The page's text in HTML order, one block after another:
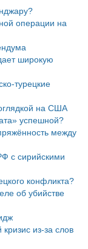
операции на
широкую
турецкие
на США
успешной?
между
с сирийскими
конфликта?
об убийстве
из-за слов